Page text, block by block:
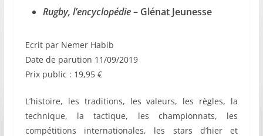
Rugby, l’encyclopédie– Glénat Jeunesse
Ecrit par Nemer Habib
Date de parution 11/09/2019
Prix public : 19,95 €
L’histoire, les traditions, les valeurs, les règles, la
technique, la tactique, les championnats, les
compétitions internationales, les stars d’hier et